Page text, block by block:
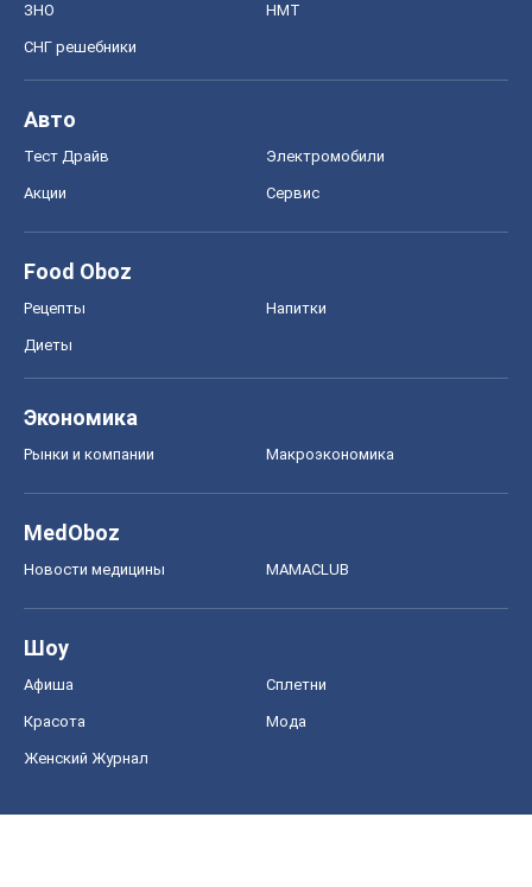
ЗНО НМТ
СНГ решебники
Авто
Тест Драйв Электромобили
Акции Сервис
Food Oboz
Рецепты Напитки
Диеты
Экономика
Рынки и компании Mакроэкономика
MedOboz
Новости медицины MAMACLUB
Шоу
Афиша Сплетни
Красота Мода
Женский Журнал